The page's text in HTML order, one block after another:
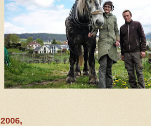
2006,